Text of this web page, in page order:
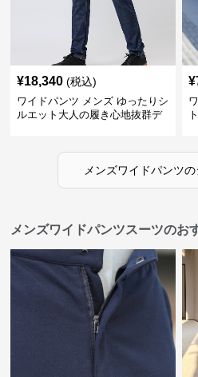
¥18,340 (税込)
ワイドパンツ メンズ ゆったりシ
ルエット大人の履き心地抜群デ
¥
メンズワイドパンツの
メンズワイドパンツスーツのお